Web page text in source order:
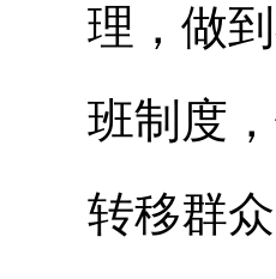
理，做
班制度
转移群